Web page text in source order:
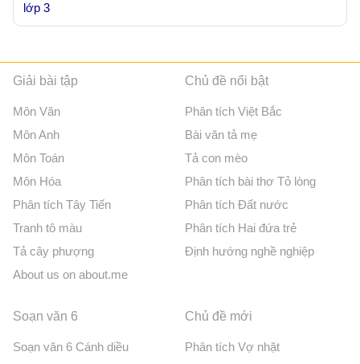
lớp 3
Giải bài tập
Môn Văn
Môn Anh
Môn Toán
Môn Hóa
Phân tích Tây Tiến
Tranh tô màu
Tả cây phượng
About us on about.me
Chủ đề nổi bật
Phân tích Việt Bắc
Bài văn tả mẹ
Tả con mèo
Phân tích bài thơ Tỏ lòng
Phân tích Đất nước
Phân tích Hai đứa trẻ
Định hướng nghề nghiệp
Soạn văn 6
Soạn văn 6 Cánh diều
Chủ đề mới
Phân tích Vợ nhặt